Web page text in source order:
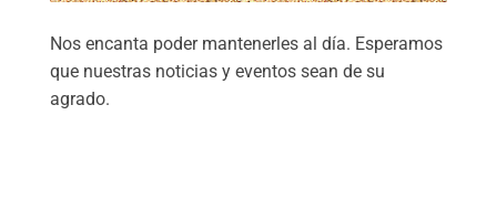
Nos encanta poder mantenerles al día. Esperamos
que nuestras noticias y eventos sean de su
agrado.